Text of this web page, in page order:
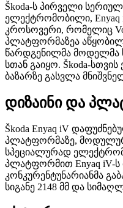
Škoda-ს პირველი
ელექტრომობილი, Enyaq
კროსოვერი, რომელიც
პლატფორმაზეა
წარდგენილმა მოდელმა
სთან გაიყო. Škoda-
ბაზარზე გასვლა
დიზაინი და
Škoda Enyaq iV
პლატფორმაზე,
სპეციალურად
პლატფორმით Enyaq iV-ს
კონკურენტუნარიანმა
სიგანე 2148 მმ და